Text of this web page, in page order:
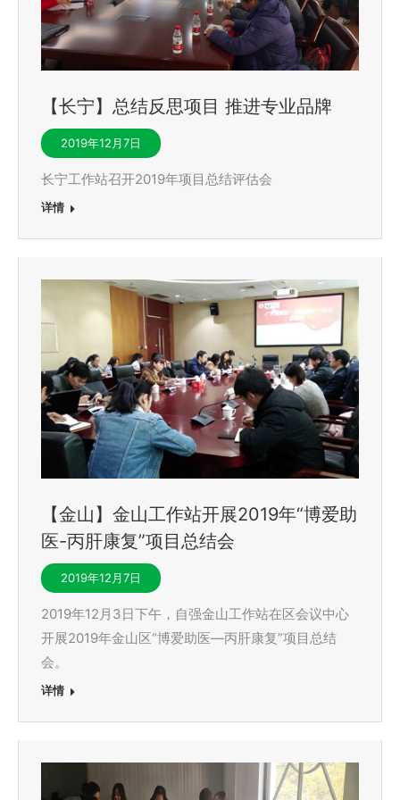
【长宁】总结反思项目 推进专业品牌
2019年12月7日
长宁工作站召开2019年项目总结评估会
详情
【金山】金山工作站开展2019年“博爱助
医-丙肝康复”项目总结会
2019年12月7日
2019年12月3日下午，自强金山工作站在区会议中心
开展2019年金山区“博爱助医—丙肝康复”项目总结
会。
详情